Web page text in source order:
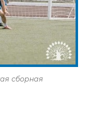
сборная